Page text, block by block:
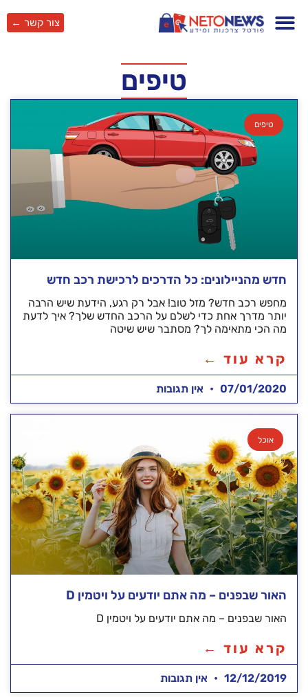
צור קשר ←
טיפים
טיפים
חדש מהניילונים: כל הדרכים לרכישת רכב חדש
מחפש רכב חדש? מזל טוב! אבל רק רגע, הידעת שיש הרבה
יותר מדרך אחת כדי לשלם על הרכב החדש שלך? איך לדעת
מה הכי מתאימה לך? מסתבר שיש שיטה
קרא עוד ←
07/01/2020 אין תגובות
אוכל
האור שבפנים – מה אתם יודעים על ויטמין D
האור שבפנים – מה אתם יודעים על ויטמין D
קרא עוד ←
12/12/2019 אין תגובות